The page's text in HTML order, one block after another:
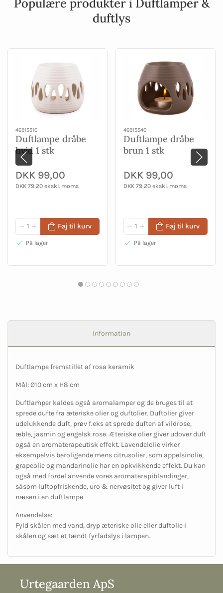
Populære produkter i Duftlamper &
duftlys
46915510
Duftlampe dråbe
hvid 1 stk
DKK 99,00
DKK 79,20 ekskl. moms
Føj til kurv
På lager
46915540
Duftlampe dråbe
brun 1 stk
DKK 99,00
DKK 79,20 ekskl. moms
Føj til kurv
På lager
Information
Duftlampe fremstillet af rosa keramik
Mål: Ø10 cm x H8 cm
Duftlamper kaldes også aromalamper og de bruges til at
sprede dufte fra æteriske olier og duftolier. Duftolier giver
udelukkende duft, prøv f.eks at sprede duften af vildrose,
æble, jasmin og engelsk rose. Æteriske olier giver udover duft
også en aromaterapeutisk effekt. Lavendelolie virker
eksempelvis beroligende mens citrusolier, som appelsinolie,
grapeolie og mandarinolie har en opkvikkende effekt. Du kan
også med fordel anvende vores aromaterapiblandinger,
såsom luftopfriskende, uro & nervøsitet og giver luft i
næsen i en duftlampe.
Anvendelse:
Fyld skålen med vand, dryp æteriske olie eller duftolie i
skålen og sæt et tændt fyrfadslys i lampen.
Urtegaarden ApS